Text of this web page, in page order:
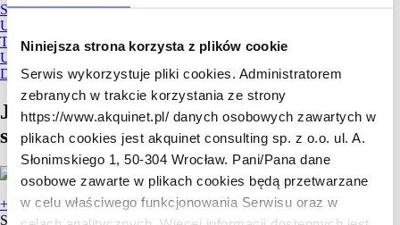
Niniejsza strona korzysta z plików cookie
Serwis wykorzystuje pliki cookies. Administratorem
zebranych w trakcie korzystania ze strony
https://www.akquinet.pl/ danych osobowych zawartych w
plikach cookies jest akquinet consulting sp. z o.o. ul. A.
Słonimskiego 1, 50-304 Wrocław. Pani/Pana dane
osobowe zawarte w plikach cookies będą przetwarzane
w celu właściwego funkcjonowania Serwisu oraz w
Sztuczna Inteligencja
Usługi wdrożeniowe SAP
Tworzenie aplikacji SAP
Utrzymanie i rozwój aplikacji
Dostarczenie licencji SAP
Jesteś zainteresowany ofertą? Skontaktuj
się z nami!
+48 571 558 500
Serwis SAP:+48 666 894 710